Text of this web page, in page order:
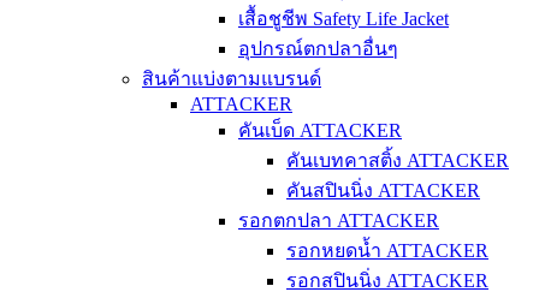
เสื้อชูชีพ Safety Life Jacket
อุปกรณ์ตกปลาอื่นๆ
สินค้าแบ่งตามแบรนด์
ATTACKER
คันเบ็ด ATTACKER
คันเบทคาสติ้ง ATTACKER
คันสปินนิ่ง ATTACKER
รอกตกปลา ATTACKER
รอกหยดน้ำ ATTACKER
รอกสปินนิ่ง ATTACKER